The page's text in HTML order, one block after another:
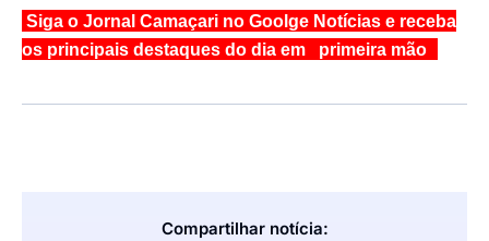
Siga o Jornal Camaçari no Goolge Notícias e receba
os principais destaques do dia em primeira mão
Compartilhar notícia: